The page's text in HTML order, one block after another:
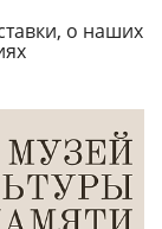
о наших